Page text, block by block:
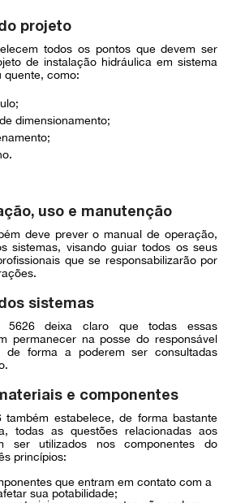
projeto
todos os pontos que devem ser
de instalação hidráulica em sistema
quente, como:
dimensionamento;
uso e manutenção
deve prever o manual de operação,
sistemas, visando guiar todos os seus
que se responsabilizarão por
sistemas
deixa claro que todas essas
permanecer na posse do responsável
de forma a poderem ser consultadas
e componentes
estabelece, de forma bastante
todas as questões relacionadas aos
ser utilizados nos componentes do
princípios:
que entram em contato com a
sua potabilidade;